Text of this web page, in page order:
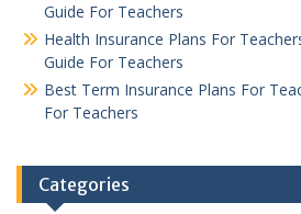
Guide For Teachers
Health Insurance Plans For
Guide For Teachers
Best Term Insurance Plans For
For Teachers
Categories